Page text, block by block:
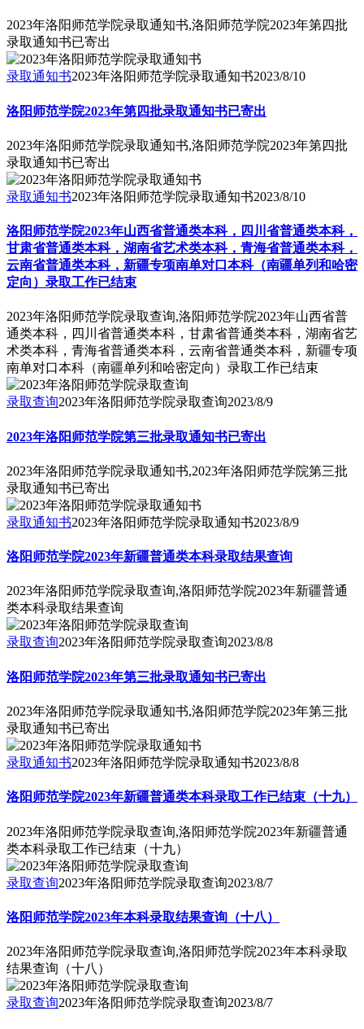
2023年洛阳师范学院录取通知书,洛阳师范学院2023年第四批
录取通知书已寄出
录取通知书2023年洛阳师范学院录取通知书2023/8/10
洛阳师范学院2023年第四批录取通知书已寄出
2023年洛阳师范学院录取通知书,洛阳师范学院2023年第四批
录取通知书已寄出
录取通知书2023年洛阳师范学院录取通知书2023/8/10
洛阳师范学院2023年山西省普通类本科，四川省普通类本科，
甘肃省普通类本科，湖南省艺术类本科，青海省普通类本科，
云南省普通类本科，新疆专项南单对口本科（南疆单列和哈密
定向）录取工作已结束
2023年洛阳师范学院录取查询,洛阳师范学院2023年山西省普
通类本科，四川省普通类本科，甘肃省普通类本科，湖南省艺
术类本科，青海省普通类本科，云南省普通类本科，新疆专项
南单对口本科（南疆单列和哈密定向）录取工作已结束
录取查询2023年洛阳师范学院录取查询2023/8/9
2023年洛阳师范学院第三批录取通知书已寄出
2023年洛阳师范学院录取通知书,2023年洛阳师范学院第三批
录取通知书已寄出
录取通知书2023年洛阳师范学院录取通知书2023/8/9
洛阳师范学院2023年新疆普通类本科录取结果查询
2023年洛阳师范学院录取查询,洛阳师范学院2023年新疆普通
类本科录取结果查询
录取查询2023年洛阳师范学院录取查询2023/8/8
洛阳师范学院2023年第三批录取通知书已寄出
2023年洛阳师范学院录取通知书,洛阳师范学院2023年第三批
录取通知书已寄出
录取通知书2023年洛阳师范学院录取通知书2023/8/8
洛阳师范学院2023年新疆普通类本科录取工作已结束（十九）
2023年洛阳师范学院录取查询,洛阳师范学院2023年新疆普通
类本科录取工作已结束（十九）
录取查询2023年洛阳师范学院录取查询2023/8/7
洛阳师范学院2023年本科录取结果查询（十八）
2023年洛阳师范学院录取查询,洛阳师范学院2023年本科录取
结果查询（十八）
录取查询2023年洛阳师范学院录取查询2023/8/7